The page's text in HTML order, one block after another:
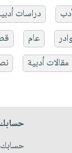
دراسات
عام
مقالات أدبية
حسابك
حسابك